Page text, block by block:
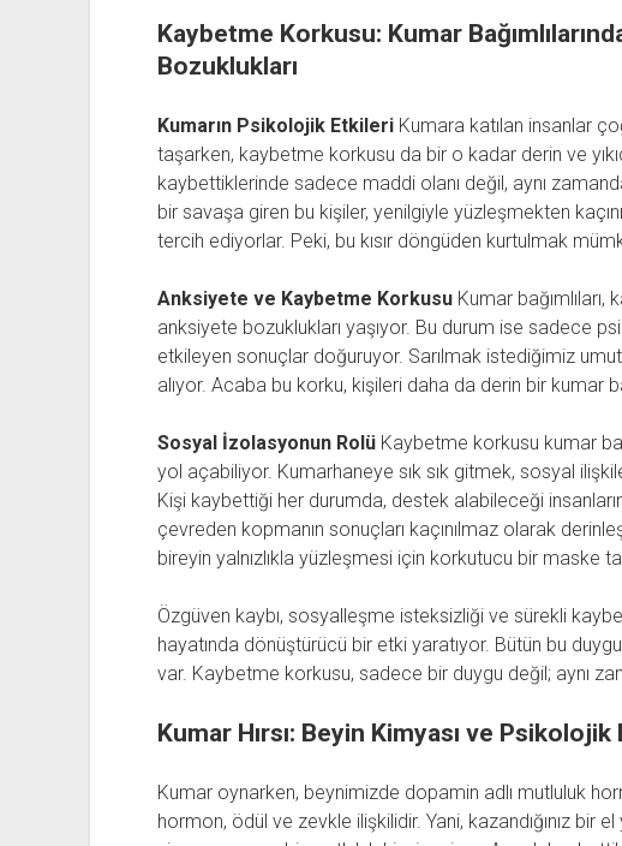
Kaybetme Korkusu: Kumar
Bozuklukları
Kumarın Psikolojik EtkileriKumara katılan insanlar
taşarken, kaybetme korkusu da bir o kadar derin ve
kaybettiklerinde sadece maddi olanı değil, aynı
bir savaşa giren bu kişiler, yenilgiyle yüzleşmekten
tercih ediyorlar. Peki, bu kısır döngüden kurtulmak
Anksiyete ve Kaybetme KorkusuKumar
anksiyete bozuklukları yaşıyor. Bu durum ise sadece
etkileyen sonuçlar doğuruyor. Sarılmak istediğimiz
alıyor. Acaba bu korku, kişileri daha da derin bir kumar
Sosyal İzolasyonun RolüKaybetme korkusu kumar
yol açabiliyor. Kumarhaneye sık sık gitmek, sosyal
Kişi kaybettiği her durumda, destek alabileceği
çevreden kopmanın sonuçları kaçınılmaz olarak
bireyin yalnızlıkla yüzleşmesi için korkutucu bir maske
Özgüven kaybı, sosyalleşme isteksizliği ve sürekli
hayatında dönüştürücü bir etki yaratıyor. Bütün bu
var. Kaybetme korkusu, sadece bir duygu değil; aynı
Kumar Hırsı: Beyin Kimyası ve
Kumar oynarken, beynimizde dopamin adlı mutluluk
hormon, ödül ve zevkle ili­şkilidir. Yani, kazandığınız bir